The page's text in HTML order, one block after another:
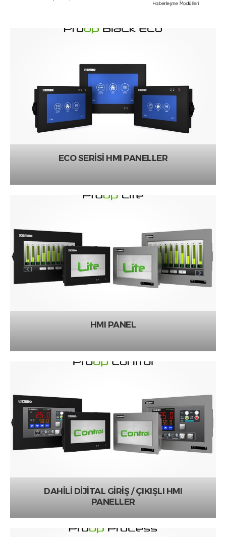
ECO SERİSİ HMI PANELLER
HMI PANEL
DAHİLİ DİJİTAL GİRİŞ / ÇIKIŞLI HMI
PANELLER